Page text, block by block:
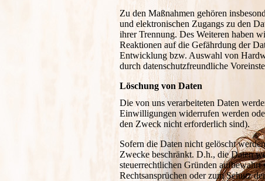
Zu den Maßnahmen gehören
und elektronischen Zugangs zu den
ihrer Trennung. Des Weiteren haben
Reaktionen auf die Gefährdung der
Entwicklung bzw. Auswahl von
durch datenschutzfreundliche
Löschung von Daten
Die von uns verarbeiteten Daten
Einwilligungen widerrufen werden
den Zweck nicht erforderlich sind).
Sofern die Daten nicht gelöscht
Zwecke beschränkt. D.h., die Daten
steuerrechtlichen Gründen
Rechtsansprüchen oder zum Schutz